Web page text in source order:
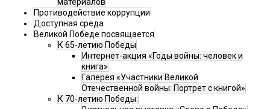
материалов
Противодействие коррупции
Доступная среда
Великой Победе посвящается
К 65-летию Победы
Интернет-акция «Годы войны: человек и
книга»
Галерея «Участники Великой
Отечественной войны: Портрет с книгой»
К 70-летию Победы: